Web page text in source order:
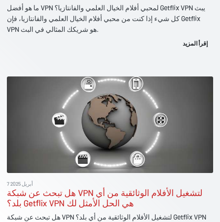
ما هو أفضل VPN لمحبي أفلام الخيال العلمي والفانتازيا؟ Getflix VPN يبث
كل شيء إذا كنت من محبي أفلام الخيال العلمي والفانتازيا، فإن Getflix
VPN هو شريكك المثالي في البث.
إقرأ المزيد
7 أبريل 2025
هل تبحث عن شبكة VPN لتشغيل الأفلام الوثائقية من أي
بلد؟ Getflix VPN هي الحل الأمثل لك
هل تبحث عن شبكة VPN لتشغيل الأفلام الوثائقية من أي بلد؟ Getflix VPN